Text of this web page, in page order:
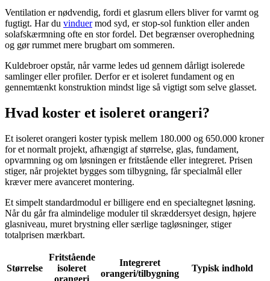
Ventilation er nødvendig, fordi et glasrum ellers bliver for varmt og
fugtigt. Har du vinduermod syd, er stop-sol funktion eller anden
solafskærmning ofte en stor fordel. Det begrænser overophedning
og gør rummet mere brugbart om sommeren.
Kuldebroer opstår, når varme ledes ud gennem dårligt isolerede
samlinger eller profiler. Derfor er et isoleret fundament og en
gennemtænkt konstruktion mindst lige så vigtigt som selve glasset.
Hvad koster et isoleret orangeri?
Et isoleret orangeri koster typisk mellem 180.000 og 650.000 kroner
for et normalt projekt, afhængigt af størrelse, glas, fundament,
opvarmning og om løsningen er fritstående eller integreret. Prisen
stiger, når projektet bygges som tilbygning, får specialmål eller
kræver mere avanceret montering.
Et simpelt standardmodul er billigere end en specialtegnet løsning.
Når du går fra almindelige moduler til skræddersyet design, højere
glasniveau, muret brystning eller særlige tagløsninger, stiger
totalprisen mærkbart.
Størrelse
Fritstående
isoleret
orangeri
Integreret
orangeri/tilbygning
Typisk indhold